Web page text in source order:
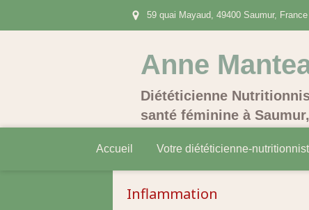
59 quai Mayaud, 49400 Saumur, France
Anne
Diététicienne
santé féminine à
Accueil Votre diététicienne-
Inflammation